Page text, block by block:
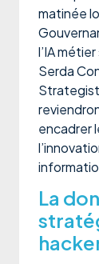
matinée
l’IA
Serda
encadrer
La